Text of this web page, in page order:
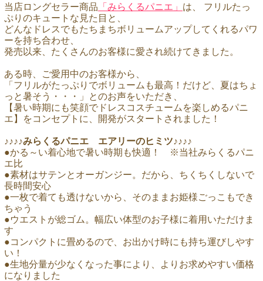
当店ロングセラー商品 「みらくるパニエ」 は、 フリルたっ
ぷりのキュートな見た目と、
どんなドレスでもたちまちボリュームアップしてくれるパワ
ーを持ち合わせ、
発売以来、たくさんのお客様に愛され続けてきました。
ある時、ご愛用中のお客様から、
「フリルがたっぷりでボリュームも最高！だけど、夏はちょ
っと暑そう・・・」とのお声をいただき、
【暑い時期にも笑顔でドレスコスチュームを楽しめるパニ
エ】をコンセプトに、開発がスタートされました！
♪♪♪♪みらくるパニエ エアリーのヒミツ♪♪♪♪
●かる～い着心地で暑い時期も快適！ ※当社みらくるパニ
エ比
●素材はサテンとオーガンジー。だから、ちくちくしないで
長時間安心
●一枚で着ても透けないから、そのままお姫様ごっこもでき
ちゃう
●ウエストが総ゴム。幅広い体型のお子様に着用いただけま
す
●コンパクトに畳めるので、お出かけ時にも持ち運びしやす
い！
●生地分量が少なくなった事により、よりお求めやすい価格
になりました